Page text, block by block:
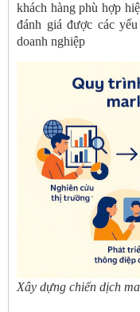
khách hàng phù hợp
đánh giá được các
doanh nghiệp
Xây dựng chiến dịch